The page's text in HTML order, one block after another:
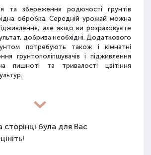
та збереження родючості ґрунтів
обробка. Середній урожай можна
але якщо ви розраховуєте
добрива необхідні. Додаткового
потребують також і кімнатні
грунтополіпшувачів і підживлення
пишноті та тривалості цвітіння
засобів для покращення
поживних якостей ґрунту
різні види засобів: мінеральні
сторінці була для Вас